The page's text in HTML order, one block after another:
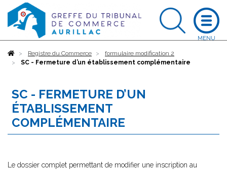
AccueilRegistre du Commerce
formulaire modification 2
SC - Fermeture d’un établissement complémentaire
SC - FERMETURE D’UN
ÉTABLISSEMENT
COMPLÉMENTAIRE
Le dossier complet permettant de modifier une inscription au